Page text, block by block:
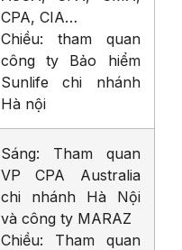
CPA, CIA…
Chiều: tham quan
công ty Bảo hiểm
Sunlife chi nhánh
Hà nội
Sáng: Tham quan
VP CPA Australia
chi nhánh Hà Nội
và công ty MARAZ
Chiều: Tham quan